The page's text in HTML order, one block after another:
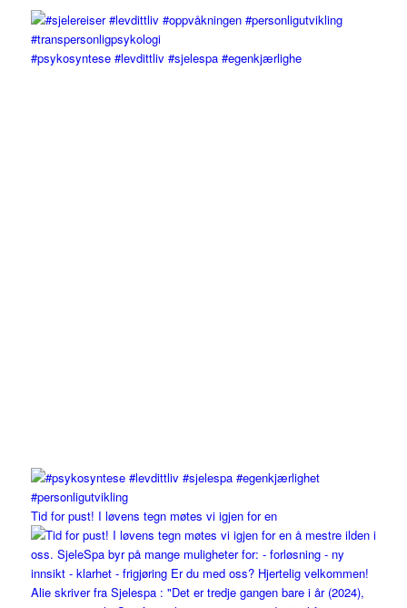
#psykosyntese #levdittliv #sjelespa #egenkjærlighe
Tid for pust! I løvens tegn møtes vi igjen for en